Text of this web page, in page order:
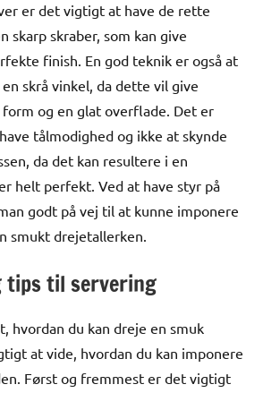
er det vigtigt at have de rette
skarp skraber, som kan give
finish. En god teknik er også at
skrå vinkel, da dette vil give
og en glat overflade. Det er
tålmodighed og ikke at skynde
da det kan resultere i en
helt perfekt. Ved at have styr på
godt på vej til at kunne imponere
smukt drejetallerken.
tips til servering
hvordan du kan dreje en smuk
at vide, hvordan du kan imponere
Først og fremmest er det vigtigt